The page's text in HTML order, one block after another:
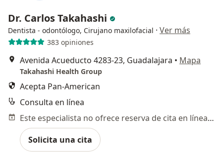
Dr. Carlos Takahashi
Dentista - odontólogo, Cirujano maxilofacial · Ver más
383 opiniones
Avenida Acueducto 4283-23, Guadalajara • Mapa
Takahashi Health Group
Acepta Pan-American
Consulta en línea
Este especialista no ofrece reserva de cita en línea en esta dirección.
Solicita una cita